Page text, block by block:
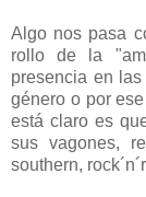
Algo nos pasa
rollo de la
presencia en
género o por
está claro es
sus vagones,
southern,